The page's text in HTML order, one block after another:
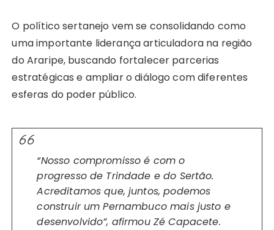
O político sertanejo vem se consolidando como
uma importante liderança articuladora na região
do Araripe, buscando fortalecer parcerias
estratégicas e ampliar o diálogo com diferentes
esferas do poder público.
“Nosso compromisso é com o
progresso de Trindade e do Sertão.
Acreditamos que, juntos, podemos
construir um Pernambuco mais justo e
desenvolvido”, afirmou Zé Capacete.